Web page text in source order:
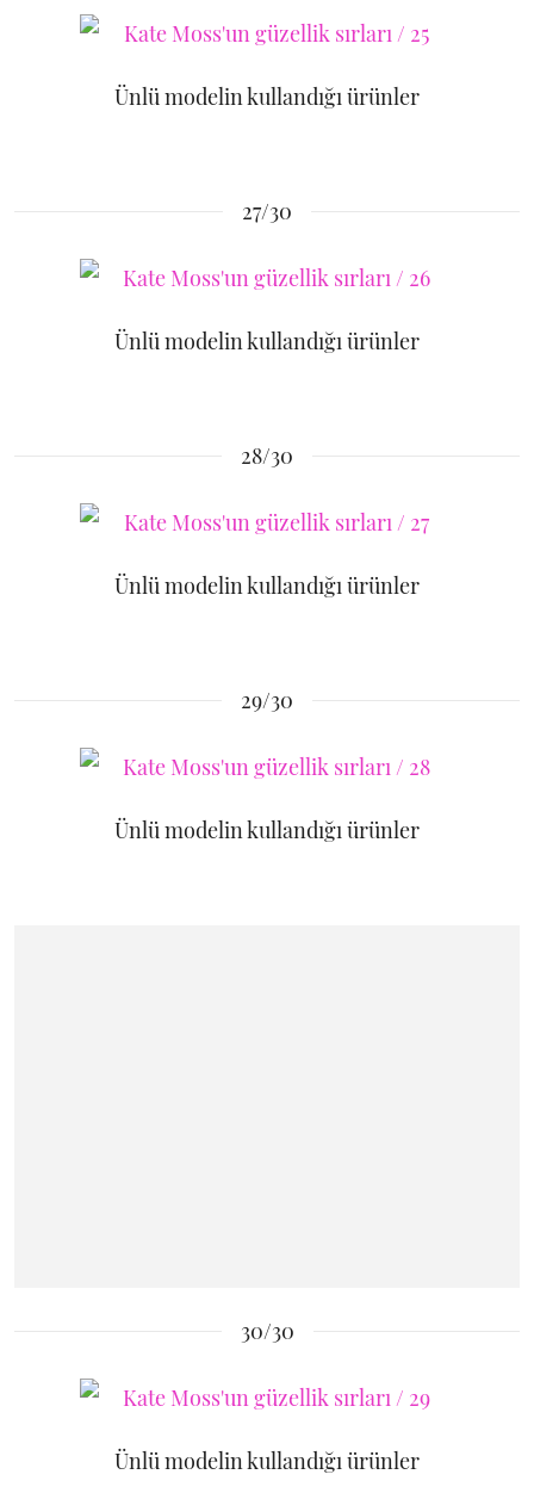
Ünlü modelin kullandığı ürünler
27/30
Ünlü modelin kullandığı ürünler
28/30
Ünlü modelin kullandığı ürünler
29/30
Ünlü modelin kullandığı ürünler
30/30
Ünlü modelin kullandığı ürünler